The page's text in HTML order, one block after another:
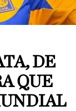
DE
QUE